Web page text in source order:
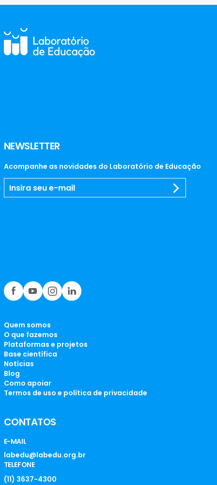
NEWSLETTER
Acompanhe as novidades do Laboratório de Educação
Quem somos
O que fazemos
Plataformas e projetos
Base científica
Notícias
Blog
Como apoiar
Termos de uso e política de privacidade
CONTATOS
E-MAIL
labedu@labedu.org.br
TELEFONE
(11) 3637-4300